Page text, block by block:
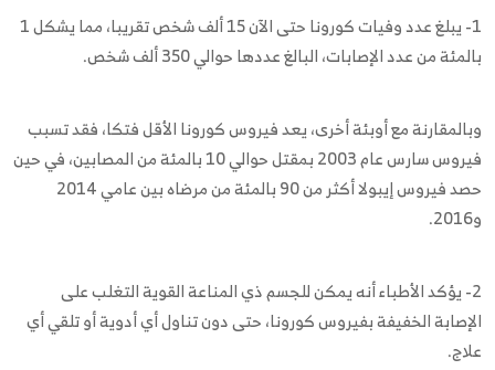
1- يبلغ عدد وفيات كورونا حتى الآن 15 ألف شخص تقريبا، مما يشكل 1
بالمئة من عدد الإصابات، البالغ عددها حوالي 350 ألف شخص.
وبالمقارنة مع أوبئة أخرى، يعد فيروس كورونا الأقل فتكا، فقد تسبب
فيروس سارس عام 2003 بمقتل حوالي 10 بالمئة من المصابين، في حين
حصد فيروس إيبولا أكثر من 90 بالمئة من مرضاه بين عامي 2014
و2016.
2- يؤكد الأطباء أنه يمكن للجسم ذي المناعة القوية التغلب على
الإصابة الخفيفة بفيروس كورونا، حتى دون تناول أي أدوية أو تلقي أي
علاج.